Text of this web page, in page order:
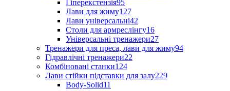
Гіперекстензія95
Лави для жиму127
Лави універсальні42
Столи для армреслінгу16
Універсальні тренажери27
Тренажери для преса, лави для жиму94
Гідравлічні тренажери22
Комбіновані станки124
Лави стійки підставки для залу229
Body-Solid11